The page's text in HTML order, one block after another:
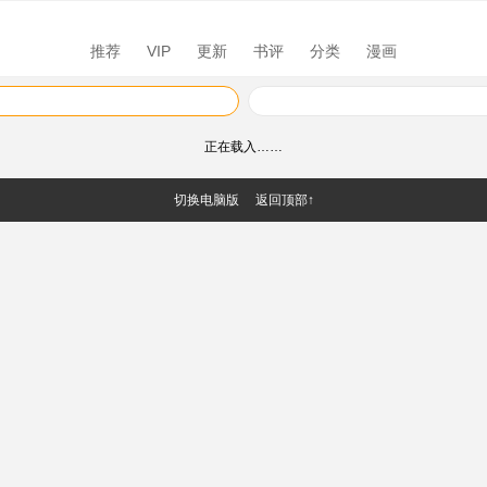
推荐 VIP 更新 书评 分类 漫画
正在载入……
切换电脑版 返回顶部↑